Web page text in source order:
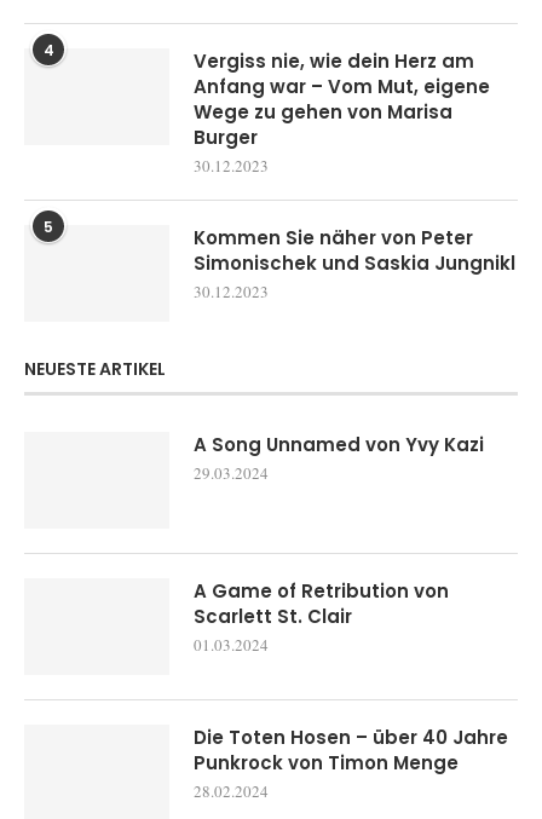
4
Vergiss nie, wie dein Herz am
Anfang war – Vom Mut, eigene
Wege zu gehen von Marisa
Burger
30.12.2023
5
Kommen Sie näher von Peter
Simonischek und Saskia Jungnikl
30.12.2023
NEUESTE ARTIKEL
A Song Unnamed von Yvy Kazi
29.03.2024
A Game of Retribution von
Scarlett St. Clair
01.03.2024
Die Toten Hosen – über 40 Jahre
Punkrock von Timon Menge
28.02.2024